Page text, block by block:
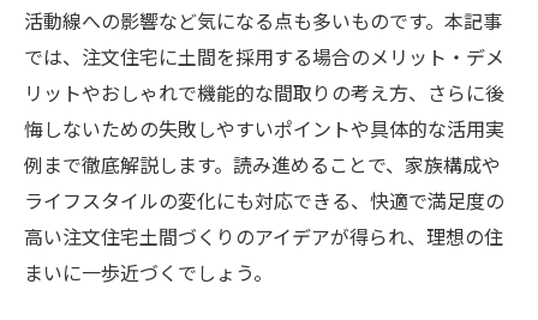
活動線への影響など気になる点も多いものです。本記事
では、注文住宅に土間を採用する場合のメリット・デメ
リットやおしゃれで機能的な間取りの考え方、さらに後
悔しないための失敗しやすいポイントや具体的な活用実
例まで徹底解説します。読み進めることで、家族構成や
ライフスタイルの変化にも対応できる、快適で満足度の
高い注文住宅土間づくりのアイデアが得られ、理想の住
まいに一歩近づくでしょう。